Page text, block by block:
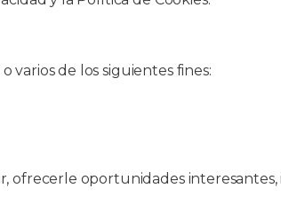
varios de los siguientes fines:
ofrecerle oportunidades interesantes,